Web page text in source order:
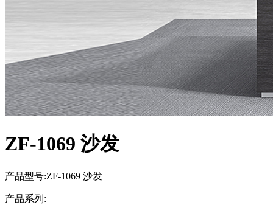
ZF-1069 沙发
产品型号:ZF-1069 沙发
产品系列: